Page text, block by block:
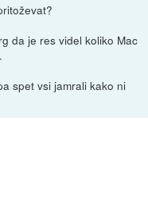
da je res videl koliko Mac
spet vsi jamrali kako ni